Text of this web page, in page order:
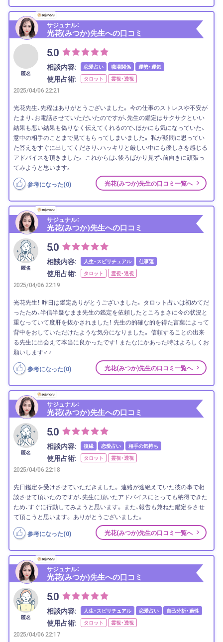
サジュナル：
光花(みつか)先生への口コミ
匿名
5.0
相談内容: 恋愛占い 職場関係 運勢・運気
使用占術: タロット 霊視・透視
2025/04/06 22:21
光花先生、先程はありがとうございました。 今の仕事のストレスや不安が
たまり、お電話させていただいたのですが、先生の鑑定はサクサクといい
結果も悪い結果も偽りなく伝えてくれるので、ほかにも気になっていた、
意中の相手のことまで見てもらってしまいました。 私が疑問に思ってい
た答えをすぐに出してくださり、ハッキリと厳しい中にも優しさを感じる
アドバイスを頂きました。 これからは、後ろばかり見ず、前向きに頑張っ
てみようと思います。
参考になった(0) 光花(みつか)先生の口コミ一覧へ
サジュナル：
光花(みつか)先生への口コミ
匿名
5.0
相談内容: 人生・スピリチュアル 仕事運
使用占術: タロット 霊視・透視
2025/04/06 22:19
光花先生！ 昨日は鑑定ありがとうございました。 タロット占いは初めてだ
ったため、半信半疑なまま先生の鑑定を依頼したところまさに今の状況と
重なっていて度肝を抜かされました！ 先生の的確な的を得た言葉によって
背中をおしていただけたような気分になりました。 信頼することの出来
る先生に出会えて本当に良かったです！ またなにかあった時はよろしくお
願いします‍♂️‍♂️
参考になった(0) 光花(みつか)先生の口コミ一覧へ
サジュナル：
光花(みつか)先生への口コミ
匿名
5.0
相談内容: 復縁 恋愛占い 相手の気持ち
使用占術: タロット 霊視・透視
2025/04/06 22:18
先日鑑定を受けさせていただきました。 連絡が途絶えていた彼の事で相
談させて頂いたのですが、先生に頂いたアドバイスにとっても納得できた
ため、すぐに行動してみようと思います。 また、報告も兼ねた鑑定をさせ
て頂こうと思います。 ありがとうございました。
参考になった(0) 光花(みつか)先生の口コミ一覧へ
サジュナル：
光花(みつか)先生への口コミ
匿名
5.0
相談内容: 人生・スピリチュアル 恋愛占い 自己分析・適性
使用占術: タロット 霊視・透視
2025/04/06 22:17